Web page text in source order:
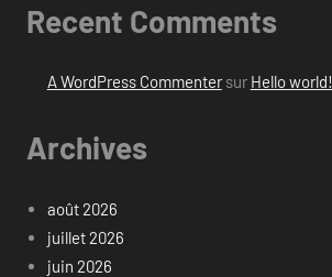
Recent Comments
A WordPress Commentersur Hello world!
Archives
août 2026
juillet 2026
juin 2026